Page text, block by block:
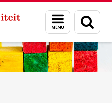
Menu
en
zoeken
Innovation Management &